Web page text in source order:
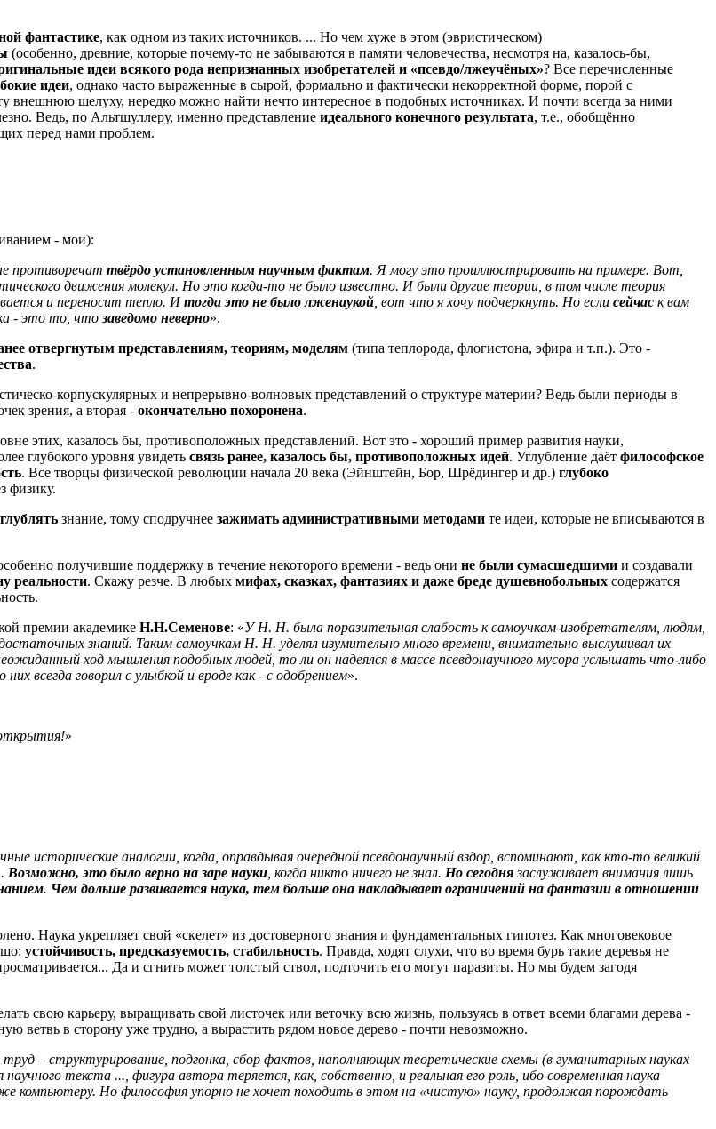
фантастике, как одном из таких источников. ... Но чем хуже в этом (эвристическом)
(особенно, древние, которые почему-то не забываются в памяти человечества, несмотря на, казалось-бы,
идеи всякого рода непризнанных изобретателей и «псевдо/лжеучёных»? Все перечисленные
идеи, однако часто выраженные в сырой, формально и фактически некорректной форме, порой с
внешнюю шелуху, нередко можно найти нечто интересное в подобных источниках. И почти всегда за ними
Ведь, по Альтшуллеру, именно представление идеального конечного результата, т.е., обобщённо
перед нами проблем.
- мои):
противоречат твёрдо установленным научным фактам. Я могу это проиллюстрировать на примере. Вот,
движения молекул. Но это когда-то не было известно. И были другие теории, в том числе теория
и переносит тепло. Итогда это не было лженаукой , вот что я хочу подчеркнуть. Но если сейчас к вам
- это то, что заведомо неверно».
отвергнутым представлениям, теориям, моделям (типа теплорода, флогистона, эфира и т.п.). Это -
.
корпускулярных и непрерывно-волновых представлений о структуре материи? Ведь были периоды в
зрения, а вторая - окончательно похоронена.
этих, казалось бы, противоположных представлений. Вот это - хороший пример развития науки,
глубокого уровня увидеть связь ранее, казалось бы, противоположных идей. Углубление даёт философское
. Все творцы физической революции начала 20 века (Эйнштейн, Бор, Шрёдингер и др.) глубоко
физику.
знание, тому сподручнее зажимать административными методами те идеи, которые не вписываются в
получившие поддержку в течение некоторого времени - ведь они не были сумасшедшими и создавали
реальности. Скажу резче. В любых мифах, сказках, фантазиях и даже бреде душевнобольных содержатся
премии академике Н.Н.Семенове: «У Н. Н. была поразительная слабость к самоучкам-изобретателям, людям,
знаний. Таким самоучкам Н. Н. уделял изумительно много времени, внимательно выслушивал их
ход мышления подобных людей, то ли он надеялся в массе псевдонаучного мусора услышать что-либо
всегда говорил с улыбкой и вроде как - с одобрением».
»
исторические аналогии, когда, оправдывая очередной псевдонаучный вздор, вспоминают, как кто-то великий
Возможно, это было верно на заре науки , когда никто ничего не знал. Но сегоднязаслуживает внимания лишь
. Чем дольше развивается наука, тем больше она накладывает ограничений на фантазии в отношении
Наука укрепляет свой «скелет» из достоверного знания и фундаментальных гипотез. Как многовековое
устойчивость, предсказуемость, стабильность. Правда, ходят слухи, что во время бурь такие деревья не
Да и сгнить может толстый ствол, подточить его могут паразиты. Но мы будем загодя
свою карьеру, выращивать свой листочек или веточку всю жизнь, пользуясь в ответ всеми благами дерева -
ветвь в сторону уже трудно, а вырастить рядом новое дерево - почти невозможно.
– структурирование, подгонка, сбор фактов, наполняющих теоретические схемы (в гуманитарных науках
текста ..., фигура автора теряется, как, собственно, и реальная его роль, ибо современная наука
Но философия упорно не хочет походить в этом на «чистую» науку, продолжая порождать